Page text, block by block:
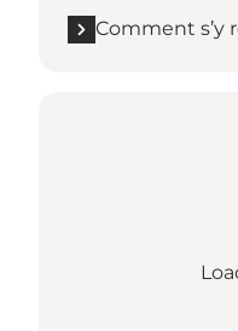
Comment s’y